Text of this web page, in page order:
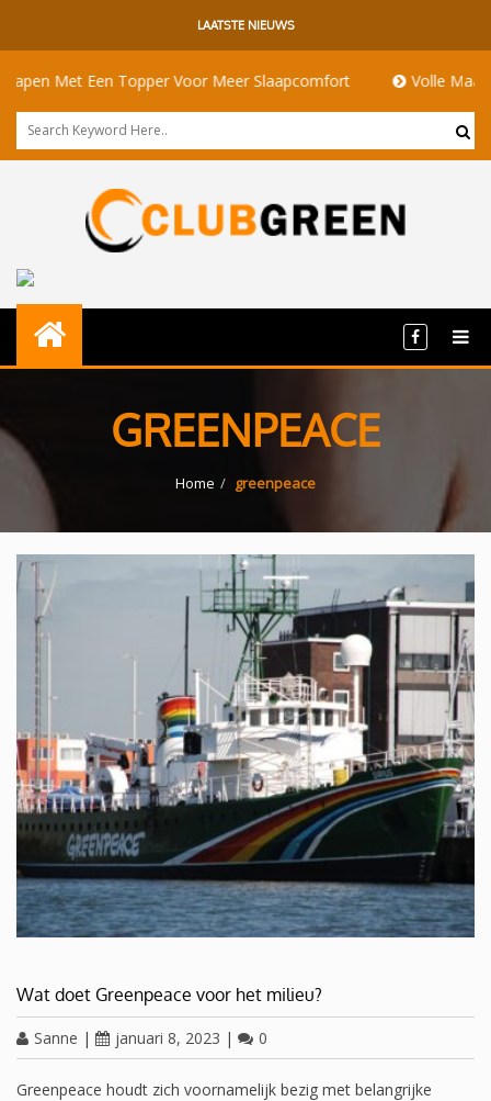
LAATSTE NIEUWS
Met Een Topper Voor Meer Slaapcomfort Volle Maan
GREENPEACE
Home greenpeace
Wat doet Greenpeace voor het milieu?
Sanne | januari 8, 2023 | 0
Greenpeace houdt zich voornamelijk bezig met belangrijke